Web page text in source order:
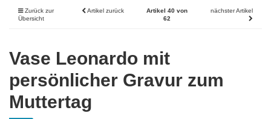
Zurück zur
Übersicht
Artikel zurück
Artikel 40 von
62
nächster Artikel
Vase Leonardo mit
persönlicher Gravur zum
Muttertag